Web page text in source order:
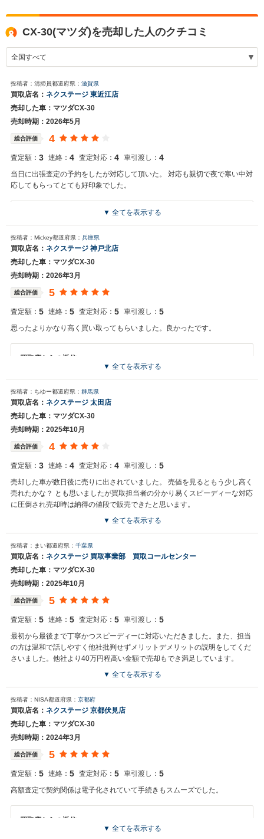
CX-30(マツダ)を売却した人のクチコミ
投稿者：清掃員都道府県： 滋賀県
買取店名： ネクステージ 東近江店
売却した車：マツダCX-30
売却時期：2026年5月
総合評価 4
査定額： 3 連絡： 4 査定対応： 4 車引渡し： 4
当日に出張査定の予約をしたが対応して頂いた。 対応も親切で夜で寒い中対
応してもらってとても好印象でした。
度はネクステージをご利用いただきまして誠にありがとうございまし
た。 弊社スタッフの接客をお褒め頂き光栄です。 今後もご満足いただ
けるよう精進してまいります。 スタッフ一同、またのご利用お待ちし
ております。
▼ 全てを表示する
投稿者：Mickey都道府県： 兵庫県
買取店名： ネクステージ 神戸北店
売却した車：マツダCX-30
売却時期：2026年3月
総合評価 5
査定額： 5 連絡： 5 査定対応： 5 車引渡し： 5
思ったよりかなり高く買い取ってもらいました。良かったです。
買取店からの返信
お世話になっております。 株式会社ネクステージでございます。 この
た。 弊社ではCX-30のようなSUVの専門店を展開している関係もあ
り、大変得意な車種となっております。SUVの他にもミニバンや輸入
車などの各種専門店を展開しているため、また機会がございましたら
是非お力添えできれば幸いでございます。 今後とも宜しくお願い申し
▼ 全てを表示する
投稿者：ちゆー都道府県： 群馬県
買取店名： ネクステージ 太田店
売却した車：マツダCX-30
売却時期：2025年10月
総合評価 4
査定額： 3 連絡： 4 査定対応： 4 車引渡し： 5
売却した車が数日後に売りに出されていました。 売値を見るともう少し高く
売れたかな？ とも思いましたが買取担当者の分かり易くスピーディーな対応
に圧倒され売却時は納得の値段で販売できたと思います。
買取店からの返信
お世話になっております。 株式会社ネクステージでございます。 この
度はネクステージをご利用いただきまして誠にありがとうございまし
た。 弊社ではCX-30のようなSUVの専門店を展開している関係もあ
り、大変得意な車種となっております。SUVの他にもミニバンや輸入
いましたら是非お力添えできれば幸いでございます。 今後とも宜しく
お願い申し上げます。
▼ 全てを表示する
投稿者：まい都道府県： 千葉県
買取店名： ネクステージ 買取事業部 買取コールセンター
売却した車：マツダCX-30
売却時期：2025年10月
総合評価 5
査定額： 5 連絡： 5 査定対応： 5 車引渡し： 5
最初から最後まで丁寧かつスピーディーに対応いただきました。また、担当
の方は温和で話しやすく他社批判せずメリットデメリットの説明をしてくだ
さいました。他社より40万円程高い金額で売却もでき満足しています。
買取店からの返信
お世話になっております。 株式会社ネクステージでございます。 この
度はネクステージをご利用いただきまして誠にありがとうございまし
た。 弊社ではCX-30のようなSUVの専門店を展開している関係もあ
り、大変得意な車種となっております。SUVの他にもミニバンや輸入
いましたら是非お力添えできれば幸いでございます。 今後とも宜しく
お願い申し上げます。
▼ 全てを表示する
投稿者：NISA都道府県： 京都府
買取店名： ネクステージ 京都伏見店
売却した車：マツダCX-30
売却時期：2024年3月
総合評価 5
査定額： 5 連絡： 5 査定対応： 5 車引渡し： 5
高額査定で契約関係は電子化されていて手続きもスムーズでした。
買取店からの返信
お世話になっております。 株式会社ネクステージでございます。 この
▼ 全てを表示する